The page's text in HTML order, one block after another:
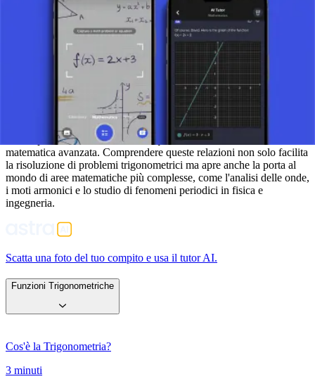
dove si desidera un risultato più semplice. Si incontrano anche in
trigonometria quando si trovano i valori di seno, coseno, tangente o
cotangente di un angolo x, e sono ugualmente usate nella risoluzione
di equazioni trigonometriche.
Conclusione
Le relazioni tra funzioni trigonometriche (identità trigonometriche)
sono il nucleo della trigonometria, poiché consentono la conversione
e l'interconnessione di diverse funzioni trigonometriche. La loro
utilità spazia dalla risoluzione di equazioni di base all'analisi
matematica avanzata. Comprendere queste relazioni non solo facilita
la risoluzione di problemi trigonometrici ma apre anche la porta al
mondo di aree matematiche più complesse, come l'analisi delle onde,
i moti armonici e lo studio di fenomeni periodici in fisica e
ingegneria.
Scatta una foto del tuo compito e usa il tutor AI.
Funzioni Trigonometriche
Cos'è la Trigonometria?
3 minuti